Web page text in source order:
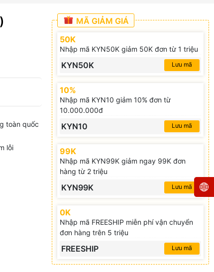
toàn quốc
lỗi
MÃ GIẢM GIÁ
50K
Nhập mã KYN50K giảm 50K đơn từ 1 triệu
KYN50K Lưu mã
10%
Nhập mã KYN10 giảm 10% đơn từ
10.000.000đ
KYN10 Lưu mã
99K
Nhập mã KYN99K giảm ngay 99K đơn
hàng từ 2 triệu
KYN99K Lưu mã
0K
Nhập mã FREESHIP miễn phí vận chuyển
đơn hàng trên 5 triệu
FREESHIP Lưu mã